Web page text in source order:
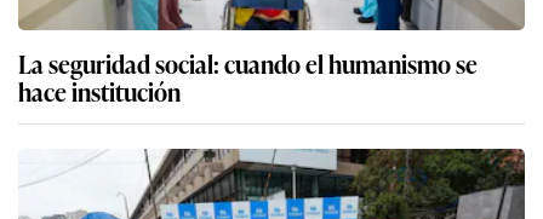
La seguridad social: cuando el humanismo se
hace institución